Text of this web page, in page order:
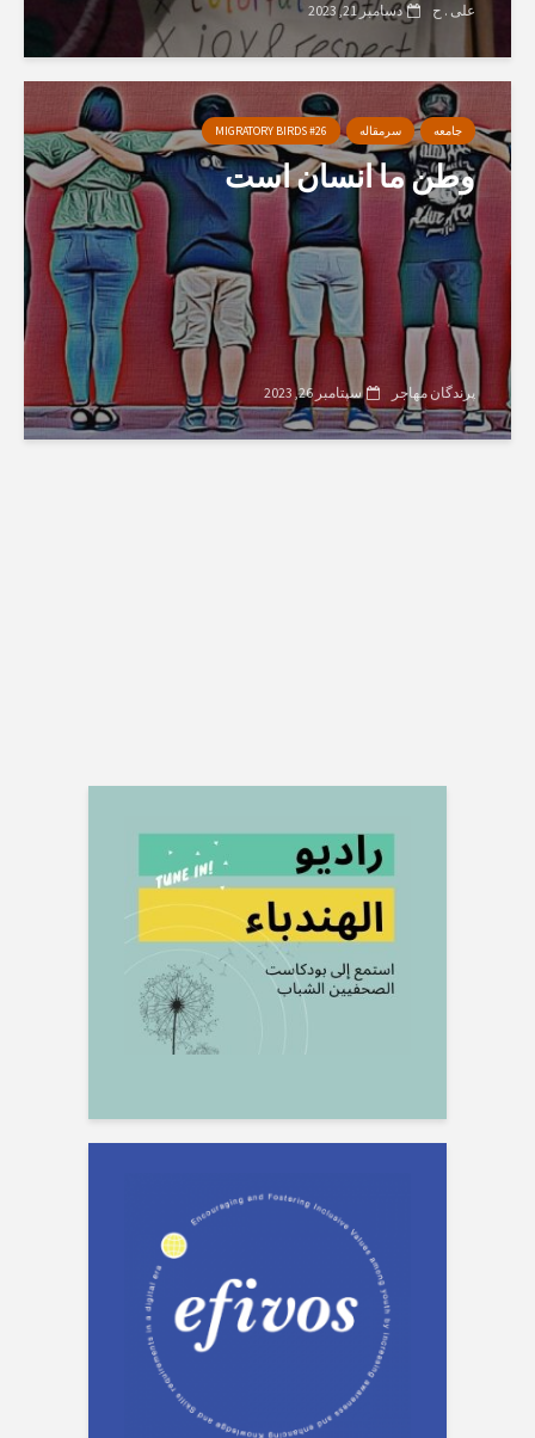
علی . ح دسامبر 21, 2023
جامعه سرمقاله MIGRATORY BIRDS #26
وطن ما انسان است
پرندگان مهاجر سپتامبر 26, 2023